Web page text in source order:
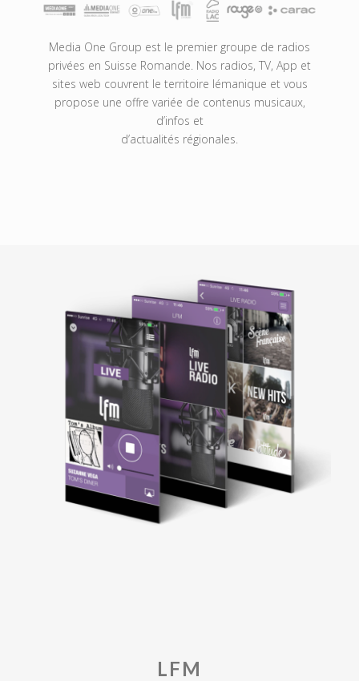
Media One Group est le premier groupe de radios
privées en Suisse Romande. Nos radios, TV, App et
sites web couvrent le territoire lémanique et vous
propose une offre variée de contenus musicaux,
d’infos et
d’actualités régionales.
LFM